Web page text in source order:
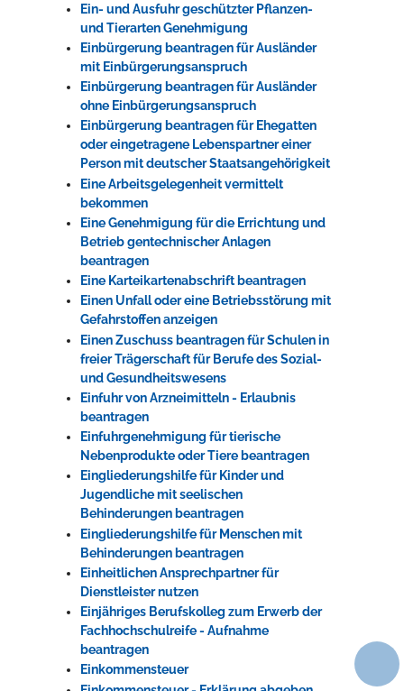
Ein- und Ausfuhr geschützter Pflanzen-
und Tierarten Genehmigung
Einbürgerung beantragen für Ausländer
mit Einbürgerungsanspruch
Einbürgerung beantragen für Ausländer
ohne Einbürgerungsanspruch
Einbürgerung beantragen für Ehegatten
oder eingetragene Lebenspartner einer
Person mit deutscher Staatsangehörigkeit
Eine Arbeitsgelegenheit vermittelt
bekommen
Eine Genehmigung für die Errichtung und
Betrieb gentechnischer Anlagen
beantragen
Eine Karteikartenabschrift beantragen
Einen Unfall oder eine Betriebsstörung mit
Gefahrstoffen anzeigen
Einen Zuschuss beantragen für Schulen in
freier Trägerschaft für Berufe des Sozial-
und Gesundheitswesens
Einfuhr von Arzneimitteln - Erlaubnis
beantragen
Einfuhrgenehmigung für tierische
Nebenprodukte oder Tiere beantragen
Eingliederungshilfe für Kinder und
Jugendliche mit seelischen
Behinderungen beantragen
Eingliederungshilfe für Menschen mit
Behinderungen beantragen
Einheitlichen Ansprechpartner für
Dienstleister nutzen
Einjähriges Berufskolleg zum Erwerb der
Fachhochschulreife - Aufnahme
beantragen
Einkommensteuer